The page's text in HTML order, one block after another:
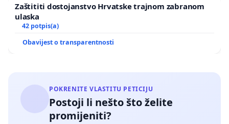
Zaštititi dostojanstvo Hrvatske trajnom zabranom
ulaska
42 potpis(a)
Obavijest o transparentnosti
POKRENITE VLASTITU PETICIJU
Postoji li nešto što želite
promijeniti?